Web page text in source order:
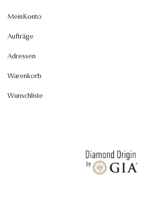
MeinKonto
Aufträge
Adressen
Warenkorb
Wunschliste